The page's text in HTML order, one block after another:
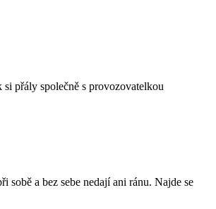
přály společně s provozovatelkou
sobě a bez sebe nedají ani ránu. Najde se